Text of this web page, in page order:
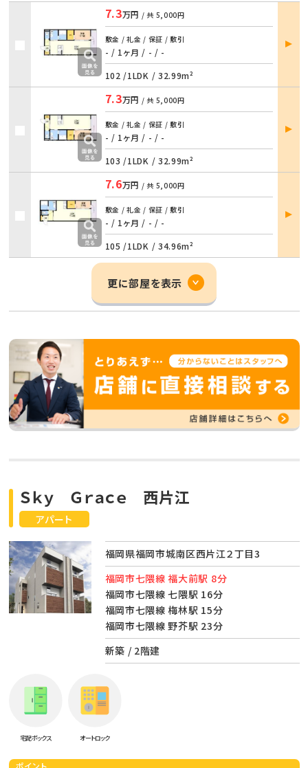
7.3万円 / 共 5,000円
敷金 / 礼金 / 保証 / 敷引
- / 1ヶ月 / - / -
102 /1LDK / 32.99m²
部屋
詳細
7.3万円 / 共 5,000円
敷金 / 礼金 / 保証 / 敷引
- / 1ヶ月 / - / -
103 /1LDK / 32.99m²
部屋
詳細
7.6万円 / 共 5,000円
敷金 / 礼金 / 保証 / 敷引
- / 1ヶ月 / - / -
105 /1LDK / 34.96m²
部屋
詳細
更に部屋を表示
アパート
Ｓｋｙ Ｇｒａｃｅ 西片江
福岡県福岡市城南区西片江２丁目3
福岡市七隈線 福大前駅 8分
福岡市七隈線 七隈駅 16分
福岡市七隈線 梅林駅 15分
福岡市七隈線 野芥駅 23分
新築 / 2階建
宅配ボックス オートロック
ポイント